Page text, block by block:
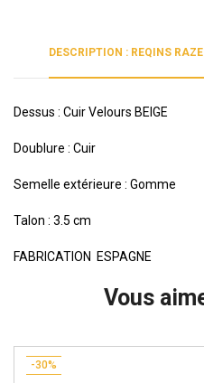
DESCRIPTION : REQINS
Dessus : Cuir Velours BEIGE
Doublure : Cuir
Semelle extérieure : Gomme
Talon : 3.5 cm
FABRICATION ESPAGNE
Vous
-30%